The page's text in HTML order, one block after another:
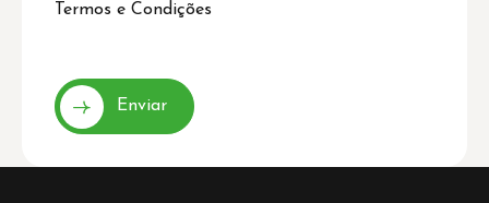
Termos e Condições